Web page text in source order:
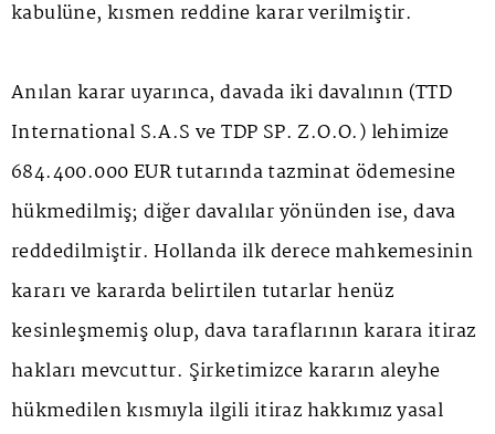
kabulüne, kısmen reddine karar verilmiştir.
Anılan karar uyarınca, davada iki davalının (TTD
International S.A.S ve TDP SP. Z.O.O.) lehimize
684.400.000 EUR tutarında tazminat ödemesine
hükmedilmiş; diğer davalılar yönünden ise, dava
reddedilmiştir. Hollanda ilk derece mahkemesinin
kararı ve kararda belirtilen tutarlar henüz
kesinleşmemiş olup, dava taraflarının karara itiraz
hakları mevcuttur. Şirketimizce kararın aleyhe
hükmedilen kısmıyla ilgili itiraz hakkımız yasal